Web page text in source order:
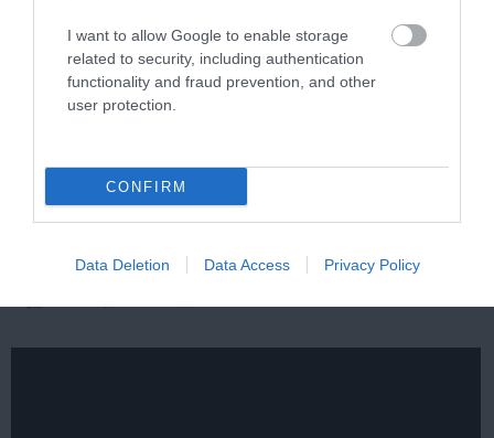
I want to allow Google to enable storage
related to security, including authentication
functionality and fraud prevention, and other
user protection.
CONFIRM
Data Deletion Data Access Privacy Policy
5 Hidden Signs You Have Worms Inside Your
Body